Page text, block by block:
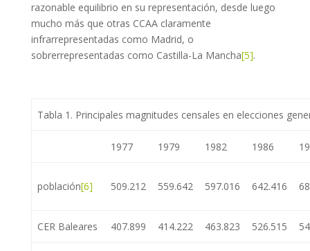
razonable equilibrio en su representación, desde luego
mucho más que otras CCAA claramente
infrarrepresentadas como Madrid, o
sobrerrepresentadas como Castilla-La Mancha[5].
Tabla 1. Principales magnitudes censales en elecciones
1977 1979 1982 1986
población[6] 509.212 559.642 597.016 642.416
CER Baleares 407.899 414.222 463.823 526.515